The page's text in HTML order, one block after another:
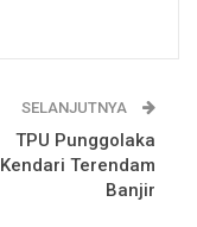
SELANJUTNYA
TPU Punggolaka
Kendari Terendam
Banjir